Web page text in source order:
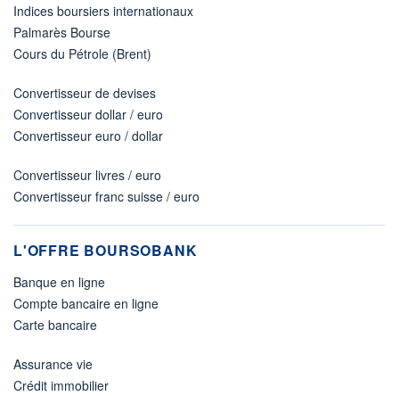
Indices boursiers internationaux
Palmarès Bourse
Cours du Pétrole (Brent)
Convertisseur de devises
Convertisseur dollar / euro
Convertisseur euro / dollar
Convertisseur livres / euro
Convertisseur franc suisse / euro
L'OFFRE BOURSOBANK
Banque en ligne
Compte bancaire en ligne
Carte bancaire
Assurance vie
Crédit immobilier